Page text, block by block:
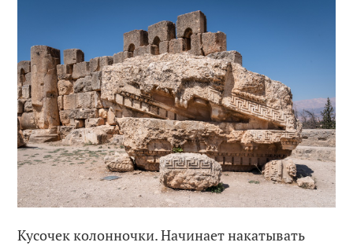
Кусочек колонночки. Начинает накатывать